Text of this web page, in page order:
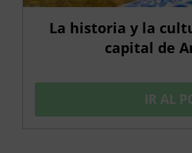
La historia y la
capital de
IR AL